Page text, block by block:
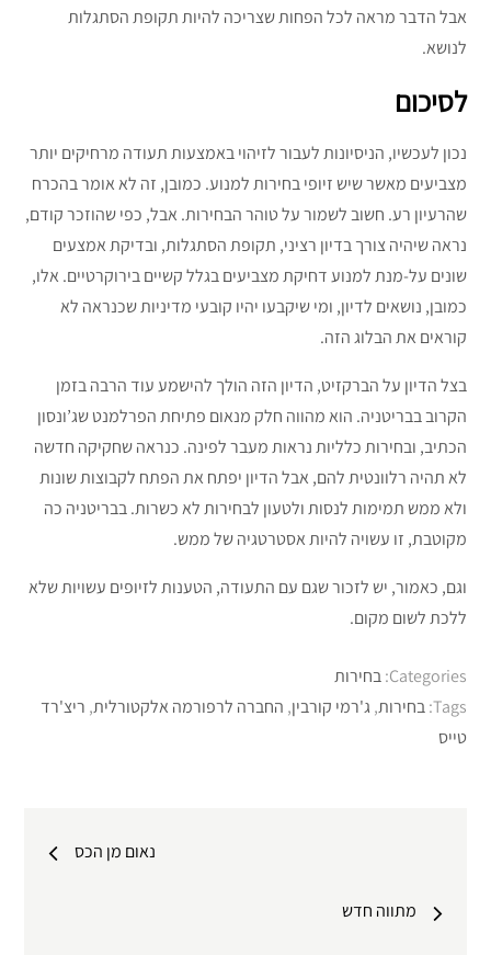
אבל הדבר מראה לכל הפחות שצריכה להיות תקופת הסתגלות
לנושא.
לסיכום
נכון לעכשיו, הניסיונות לעבור לזיהוי באמצעות תעודה מרחיקים יותר
מצביעים מאשר שיש זיופי בחירות למנוע. כמובן, זה לא אומר בהכרח
שהרעיון רע. חשוב לשמור על טוהר הבחירות. אבל, כפי שהוזכר קודם,
נראה שיהיה צורך בדיון רציני, תקופת הסתגלות, ובדיקת אמצעים
שונים על-מנת למנוע דחיקת מצביעים בגלל קשיים בירוקרטיים. אלו,
כמובן, נושאים לדיון, ומי שיקבעו יהיו קובעי מדיניות שכנראה לא
קוראים את הבלוג הזה.
בצל הדיון על הברקזיט, הדיון הזה הולך להישמע עוד הרבה בזמן
הקרוב בבריטניה. הוא מהווה חלק מנאום פתיחת הפרלמנט שג’ונסון
הכתיב, ובחירות כלליות נראות מעבר לפינה. כנראה שחקיקה חדשה
לא תהיה רלוונטית להם, אבל הדיון יפתח את הפתח לקבוצות שונות
ולא ממש תמימות לנסות ולטעון לבחירות לא כשרות. בבריטניה כה
מקוטבת, זו עשויה להיות אסטרטגיה של ממש.
וגם, כאמור, יש לזכור שגם עם התעודה, הטענות לזיופים עשויות שלא
ללכת לשום מקום.
Categories: בחירות
Tags: בחירות, ג'רמי קורבין, החברה לרפורמה אלקטורלית, ריצ'רד
טייס
נאום מן הכס
מתווה חדש